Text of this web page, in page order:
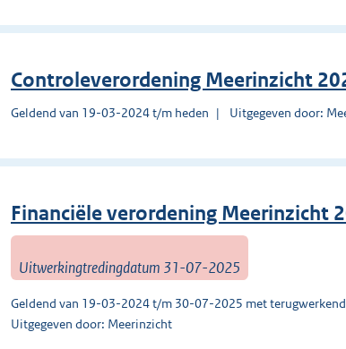
Controleverordening Meerinzicht
Geldend van 19-03-2024 t/m heden Uitgegeven door:
Financiële verordening Meerinzicht
Uitwerkingtredingdatum 31-07-2025
Geldend van 19-03-2024 t/m 30-07-2025 met
Uitgegeven door: Meerinzicht